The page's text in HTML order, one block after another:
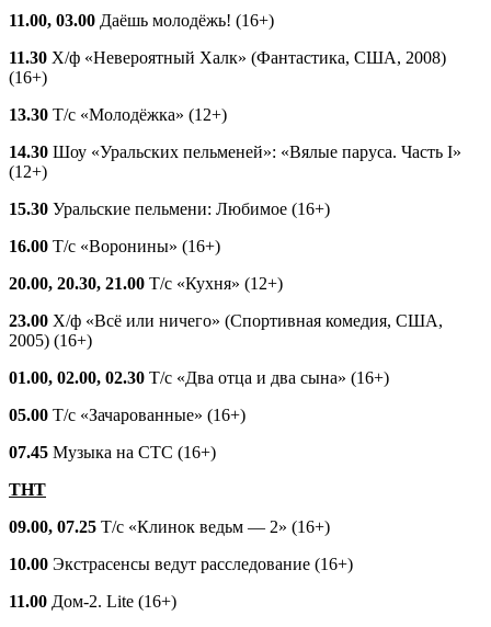
11.00, 03.00 Даёшь молодёжь! (16+)
11.30 Х/ф «Невероятный Халк» (Фантастика, США, 2008)
(16+)
13.30 Т/с «Молодёжка» (12+)
14.30 Шоу «Уральских пельменей»: «Вялые паруса. Часть I»
(12+)
15.30 Уральские пельмени: Любимое (16+)
16.00 Т/с «Воронины» (16+)
20.00, 20.30, 21.00 Т/с «Кухня» (12+)
23.00 Х/ф «Всё или ничего» (Спортивная комедия, США,
2005) (16+)
01.00, 02.00, 02.30 Т/с «Два отца и два сына» (16+)
05.00 Т/с «Зачарованные» (16+)
07.45 Музыка на СТС (16+)
ТНТ
09.00, 07.25 Т/с «Клинок ведьм — 2» (16+)
10.00 Экстрасенсы ведут расследование (16+)
11.00 Дом-2. Lite (16+)